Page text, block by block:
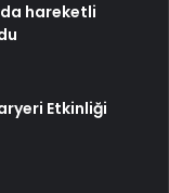
hareketli
Etkinliği